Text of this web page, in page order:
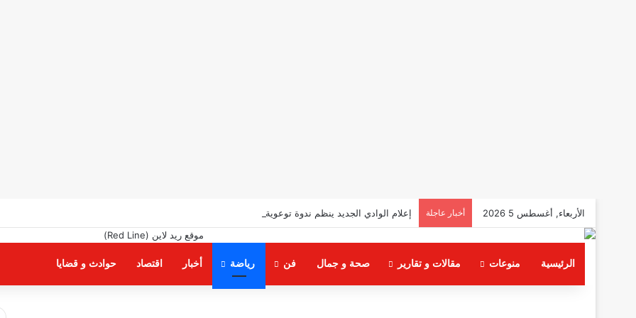
الأربعاء, أغسطس 5 2026 أخبار عاجلة إعلام الوادي الجديد ينظم ندوة توعوية بعنوان “ظاهرة الطلاق.. الأسباب وسبل التغلب عليها”
الرئيسية منوعات مقالات و تقارير صحة و جمال فن رياضة أخبار اقتصاد حوادث و قضايا